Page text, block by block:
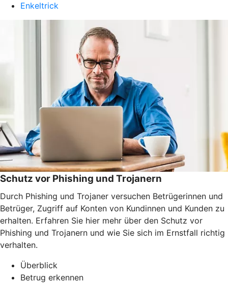
Enkeltrick
Schutz vor Phishing und Trojanern
Durch Phishing und Trojaner versuchen Betrügerinnen und
Betrüger, Zugriff auf Konten von Kundinnen und Kunden zu
erhalten. Erfahren Sie hier mehr über den Schutz vor
Phishing und Trojanern und wie Sie sich im Ernstfall richtig
verhalten.
Überblick
Betrug erkennen